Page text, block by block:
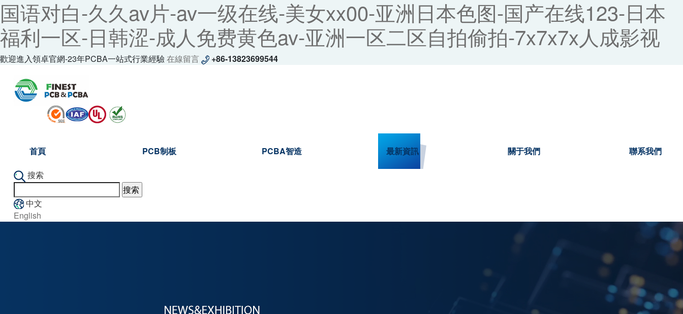
国语对白-久久av片-av一级在线-美女xx00-亚洲日本色图-国产在线123-日本
福利一区-日韩涩-成人免费黄色av-亚洲一区二区自拍偷拍-7x7x7x人成影视
歡迎進入領卓官網-23年PCBA一站式行業經驗在線留言 +86-13823699544
首頁 PCB制板 PCBA智造 最新資訊 關于我們 聯系我們
搜索
中文
English